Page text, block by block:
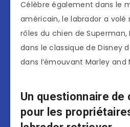
Célèbre également dans le
américain, le labrador a
rôles du chien de Superman,
dans le classique de Disney
dans l’émouvant Marley and
Un questionnaire
pour les